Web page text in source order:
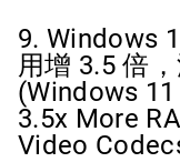
9. Windows
用增 3.5 倍
(Windows
3.5x More
Video